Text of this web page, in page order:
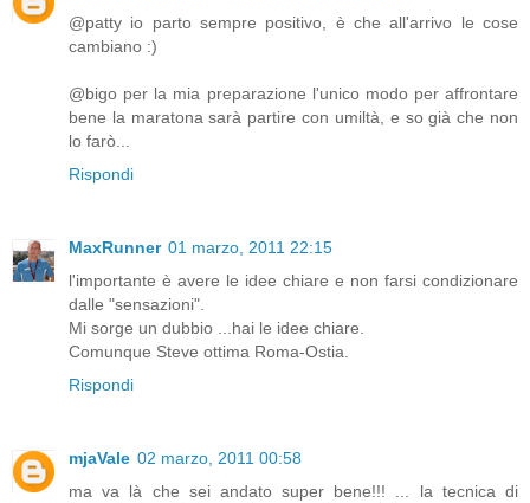
@patty io parto sempre positivo, è che all'arrivo le cose
cambiano :)
@bigo per la mia preparazione l'unico modo per affrontare
bene la maratona sarà partire con umiltà, e so già che non
lo farò...
Rispondi
MaxRunner 01 marzo, 2011 22:15
l'importante è avere le idee chiare e non farsi condizionare
dalle "sensazioni".
Mi sorge un dubbio ...hai le idee chiare.
Comunque Steve ottima Roma-Ostia.
Rispondi
mjaVale 02 marzo, 2011 00:58
ma va là che sei andato super bene!!! ... la tecnica di